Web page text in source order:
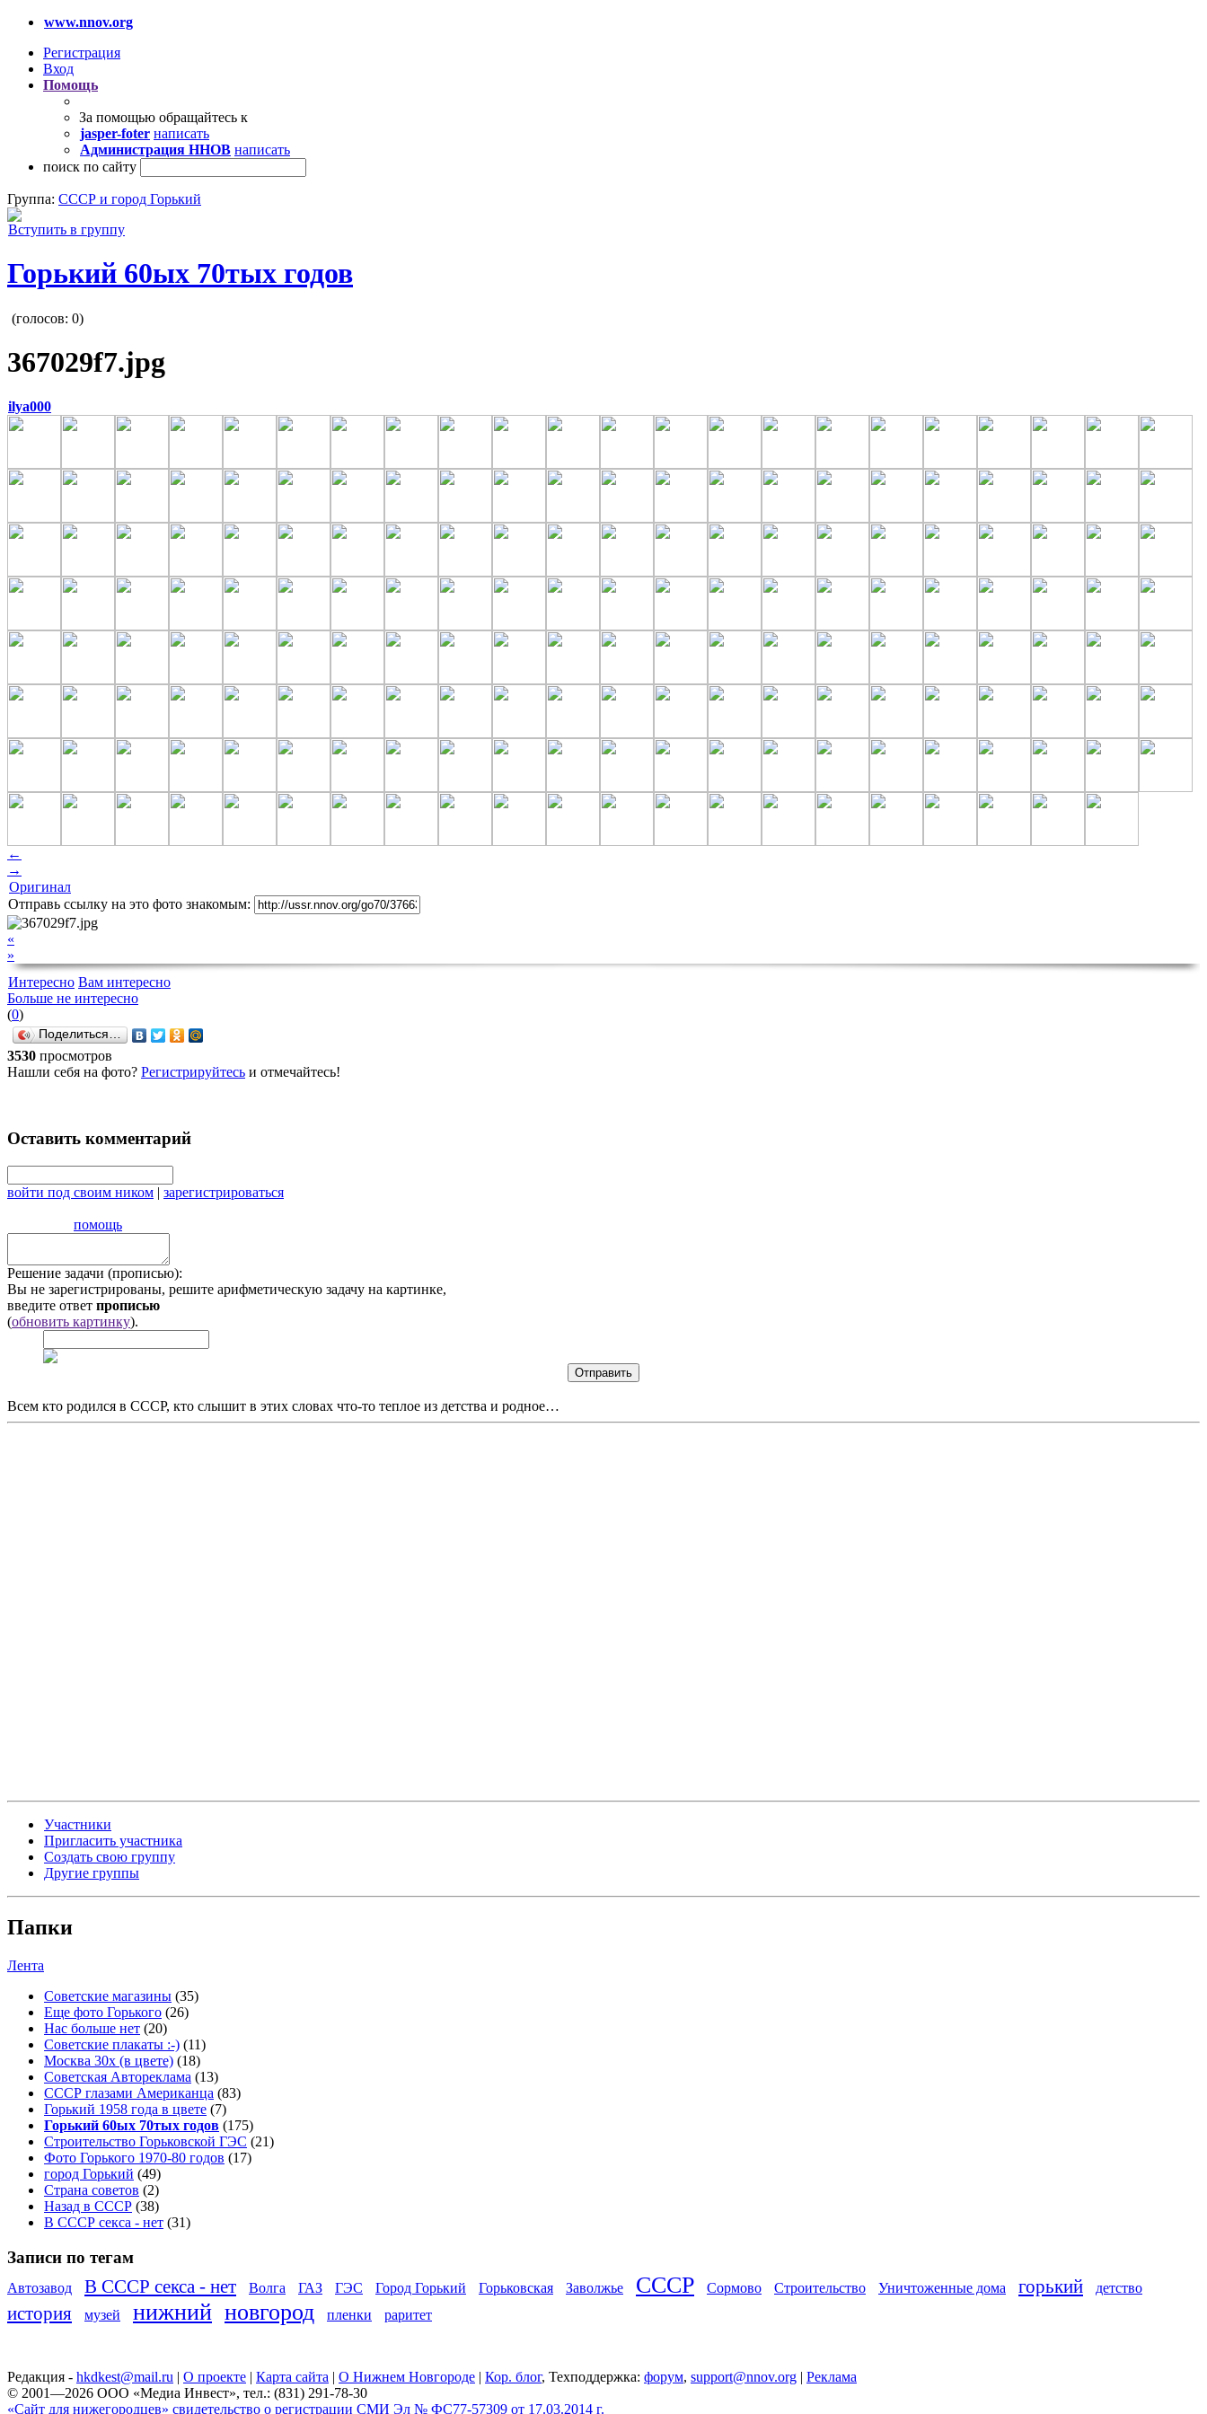
www.nnov.org
Регистрация
Вход
Помощь
За помощью обращайтесь к
jasper-foter написать
Администрация ННОВ написать
поиск по сайту
Группа: СССР и город Горький
Вступить в группу
Горький 60ых 70тых годов
(голосов: 0)
367029f7.jpg
ilya000
←
→
Оригинал
Отправь ссылку на это фото знакомым:
«
»
Интересно Вам интересно
Больше не интересно
(0)
Поделиться…
3530 просмотров
Нашли себя на фото? Регистрируйтесь и отмечайтесь!
Оставить комментарий
войти под своим ником | зарегистрироваться
помощь
Решение задачи (прописью):
Вы не зарегистрированы, решите арифметическую задачу на картинке,
введите ответ прописью
(обновить картинку).
Всем кто родился в СССР, кто слышит в этих словах что-то теплое из детства и родное…
Участники
Пригласить участника
Создать свою группу
Другие группы
Папки
Лента
Советские магазины (35)
Еще фото Горького (26)
Нас больше нет (20)
Советские плакаты :-) (11)
Москва 30x (в цвете) (18)
Советская Автореклама (13)
СССР глазами Американца (83)
Горький 1958 года в цвете (7)
Горький 60ых 70тых годов (175)
Строительство Горьковской ГЭС (21)
Фото Горького 1970-80 годов (17)
город Горький (49)
Страна советов (2)
Назад в СССР (38)
В СССР секса - нет (31)
Записи по тегам
Автозавод В СССР секса - нет Волга ГАЗ ГЭС Город Горький Горьковская Заволжье СССР Сормово Строительство Уничтоженные дома горький детство
история музей нижний новгород пленки раритет
Редакция - hkdkest@mail.ru | О проекте | Карта сайта | О Нижнем Новгороде | Кор. блог, Техподдержка: форум, support@nnov.org | Реклама
© 2001—2026 ООО «Медиа Инвест», тел.: (831) 291-78-30
«Сайт для нижегородцев» свидетельство о регистрации СМИ Эл № ФС77-57309 от 17.03.2014 г.